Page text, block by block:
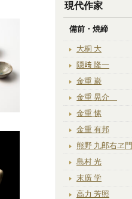
現代作家
備前・焼締
大桐 大
隠﨑 隆一
金重 巌
金重 晃介
金重 愫
金重 有邦
熊野 九郎右ヱ門
島村 光
末廣 学
高力 芳照